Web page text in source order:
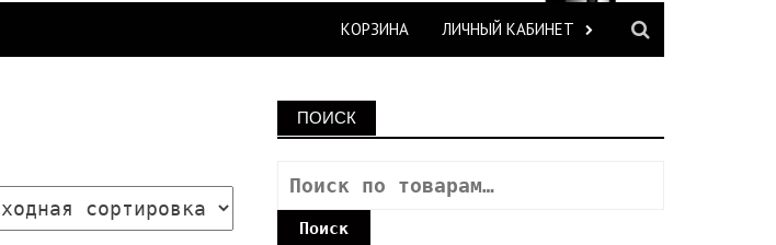
КОРЗИНА ЛИЧНЫЙ КАБИНЕТ
ПОИСК
Поиск